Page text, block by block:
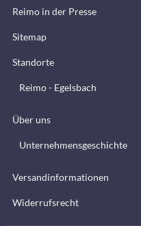
Reimo in der Presse
Sitemap
Standorte
Reimo - Egelsbach
Über uns
Unternehmensgeschichte
Versandinformationen
Widerrufsrecht